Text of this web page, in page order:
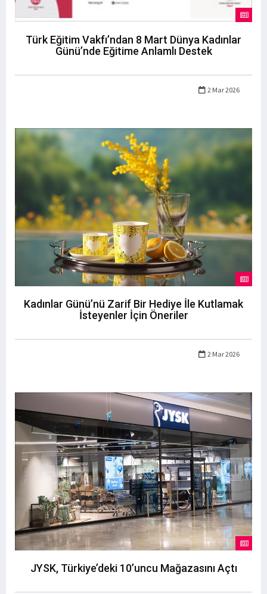
Türk Eğitim Vakfı’ndan 8 Mart Dünya Kadınlar
Günü’nde Eğitime Anlamlı Destek
2 Mar 2026
Kadınlar Günü’nü Zarif Bir Hediye İle Kutlamak
İsteyenler İçin Öneriler
2 Mar 2026
JYSK, Türkiye’deki 10’uncu Mağazasını Açtı